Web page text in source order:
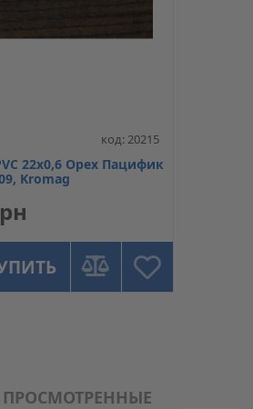
код: 20215
22х0,6 Орех Пацифик
Kromag
ПРОСМОТРЕННЫЕ